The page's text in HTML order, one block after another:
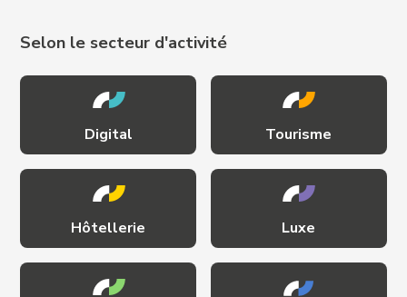
Selon le secteur d'activité
Digital Tourisme
Hôtellerie Luxe